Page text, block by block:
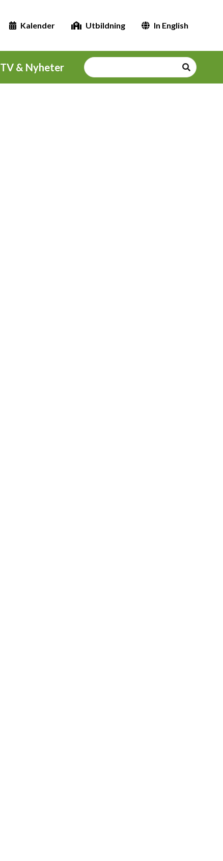
Kalender Utbildning In English
TV & Nyheter